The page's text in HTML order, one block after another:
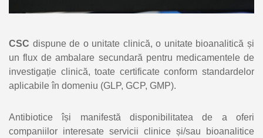
CSC dispune de o unitate clinică, o unitate bioanalitică și
un flux de ambalare secundară pentru medicamentele de
investigație clinică, toate certificate conform standardelor
aplicabile în domeniu (GLP, GCP, GMP).
Antibiotice își manifestă disponibilitatea de a oferi
companiilor interesate servicii clinice și/sau bioanalitice